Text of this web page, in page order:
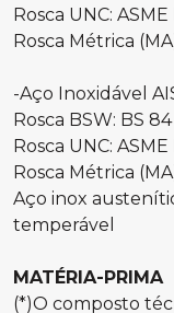
Rosca UNC: ASME
Rosca Métrica
-Aço Inoxidável
Rosca BSW: BS
Rosca UNC: ASME
Rosca Métrica
Aço inox
temperável
MATÉRIA-PRIMA
(*)O composto